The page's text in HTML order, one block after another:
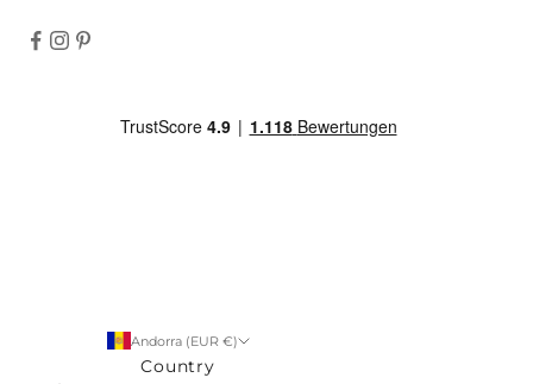
Andorra (EUR €)
Country